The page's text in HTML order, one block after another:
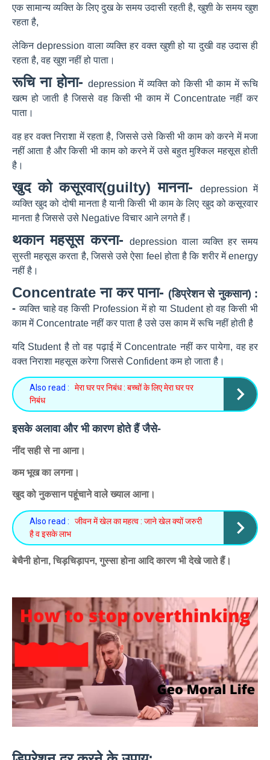
एक सामान्य व्यक्ति के लिए दुख के समय उदासी रहती है, खुशी के समय खुश
रहता है,
लेकिन depression वाला व्यक्ति हर वक्त खुशी हो या दुखी वह उदास ही
रहता है, वह खुश नहीं हो पाता।
रूचि ना होना- depression में व्यक्ति को किसी भी काम में रूचि
खत्म हो जाती है जिससे वह किसी भी काम में Concentrate नहीं कर
पाता।
वह हर वक्त निराशा में रहता है, जिससे उसे किसी भी काम को करने में मजा
नहीं आता है और किसी भी काम को करने में उसे बहुत मुश्किल महसूस होती
है।
खुद को कसूरवार(guilty) मानना-
depression में
व्यक्ति खुद को दोषी मानता है यानी किसी भी काम के लिए खुद को कसूरवार
मानता है जिससे उसे Negative विचार आने लगते हैं।
थकान महसूस करना-
depression वाला व्यक्ति हर समय
सुस्ती महसूस करता है, जिससे उसे ऐसा feel होता है कि शरीर में energy
नहीं है।
Concentrate ना कर पाना- (डिप्रेशन से नुकसान) :
-व्यक्ति चाहे वह किसी Profession में हो या Student हो वह किसी भी
काम में Concentrate नहीं कर पाता है उसे उस काम में रूचि नहीं होती है
यदि Student है तो वह पढ़ाई में Concentrate नहीं कर पायेगा, वह हर
वक्त निराशा महसूस करेगा जिससे Confident कम हो जाता है।
Also read :
मेरा घर पर निबंध : बच्चों के लिए मेरा घर पर
निबंध
इसके अलावा और भी कारण होते हैं जैसे-
नींद सही से ना आना।
कम भूख का लगना।
खुद को नुकसान पहूंचाने वाले ख्याल आना।
Also read :
जीवन में खेल का महत्व : जाने खेल क्यों जरुरी
है व इसके लाभ
बेचैनी होना, चिड़चिड़ापन, गुस्सा होना आदि कारण भी देखे जाते हैं।